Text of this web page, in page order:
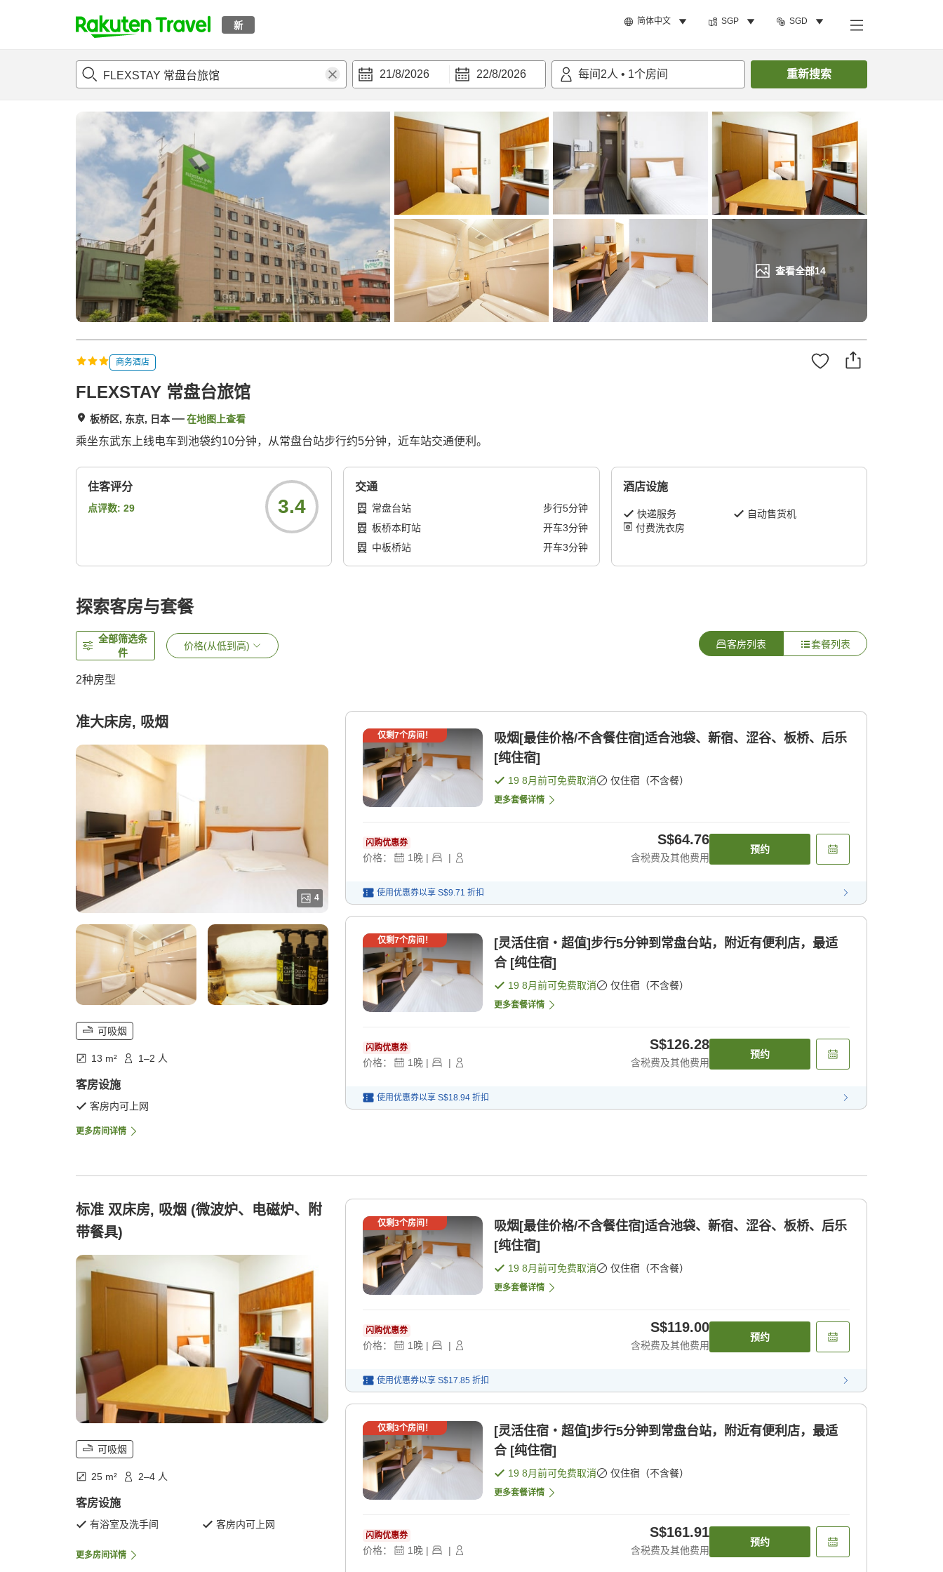
新 简体中文 SGP SGD
t
p
_
s
a
h
21/8/2026 22/8/2026 每间 2人 • 1个房间 重新搜索
查看全部14
概况 客房及住宿套餐 评论 亮点设施 搜索客房
商务酒店
FLEXSTAY 常盘台旅馆
板桥区, 东京, 日本 在地图上查看
乘坐东武东上线电车到池袋约10分钟，从常盘台站步行​​约5分钟，近车站交通便利。
住客评分
点评数: 29 3.4
交通
常盘台站 步行5分钟
板桥本町站
开车3分钟
中板桥站
开车3分钟
酒店设施
快递服务
自动售货机
付费洗衣房
探索客房与套餐
全部筛选条
件
价格(从低到高) 客房列表 套餐列表
2种房型
准大床房, 吸烟
4
可吸烟
13 m² 1–2 人
客房设施
客房内可上网
更多房间详情
仅剩7个房间！
吸烟[最佳价格/不含餐住宿]适合池袋、新宿、涩谷、板桥、后乐
[纯住宿]
19 8月前可免费取消 仅住宿（不含餐）
更多套餐详情
闪购优惠券
价格： 1晚 | |
S$64.76
含税费及其他费用
预约
使用优惠券以享 S$9.71 折扣
仅剩7个房间！
[灵活住宿・超值]步行5分钟到常盘台站，附近有便利店，最适
合 [纯住宿]
19 8月前可免费取消 仅住宿（不含餐）
更多套餐详情
闪购优惠券
价格： 1晚 | |
S$126.28
含税费及其他费用
预约
使用优惠券以享 S$18.94 折扣
标准 双床房, 吸烟 (微波炉、电磁炉、附
带餐具)
可吸烟
25 m² 2–4 人
客房设施
有浴室及洗手间 客房内可上网
更多房间详情
仅剩3个房间！
吸烟[最佳价格/不含餐住宿]适合池袋、新宿、涩谷、板桥、后乐
[纯住宿]
19 8月前可免费取消 仅住宿（不含餐）
更多套餐详情
闪购优惠券
价格： 1 晚 | |
S$119.00
含税费及其他费用
预约
使用优惠券以享 S$17.85 折扣
仅剩3个房间！
[灵活住宿・超值]步行5分钟到常盘台站，附近有便利店，最适
合 [纯住宿]
19 8月前可免费取消 仅住宿（不含餐）
更多套餐详情
闪购优惠券
价格： 1 晚 | |
S$161.91
含税费及其他费用
预约